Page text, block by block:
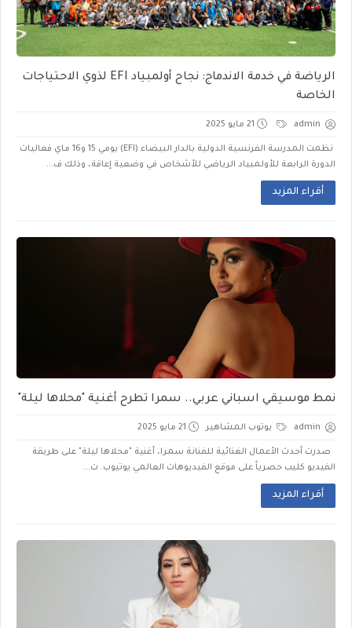
الرياضة في خدمة الاندماج: نجاح أولمبياد EFI لذوي الاحتياجات
الخاصة
admin 21 مايو 2025
نظمت المدرسة الفرنسية الدولية بالدار البيضاء (EFI) يومي 15 و16 ماي فعاليات
الدورة الرابعة للأولمبياد الرياضي للأشخاص في وضعية إعاقة، وذلك ف...
أقراء المزيد
نمط موسيقي اسباني عربي.. سمرا تطرح أغنية "محلاها ليلة"
admin يوتوب المشاهير 21 مايو 2025
صدرت أحدث الأعمال الغنائية للفنانة سمرا، أغنية "محلاها ليلة" على طريقة
الفيديو كليب حصرياً على موقع الفيديوهات العالمي يوتيوب. ت...
أقراء المزيد